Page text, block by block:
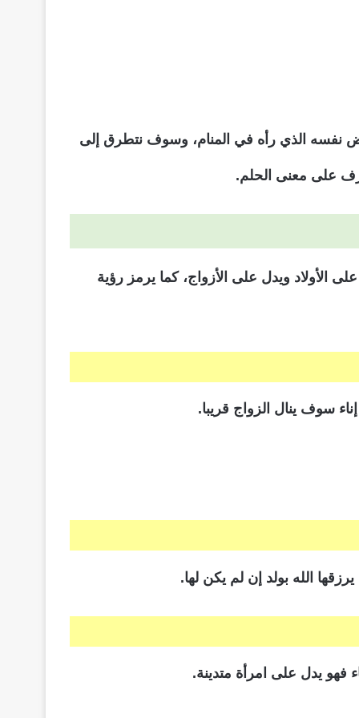
نفسه الذي رأه في المنام، وسوف نتطرق إلى
على معنى الحلم.
الأولاد ويدل على الأزواج، كما يرمز رؤية
سوف ينال الزواج قريبا.
الله بولد إن لم يكن لها.
فهو يدل على امرأة متدينة.